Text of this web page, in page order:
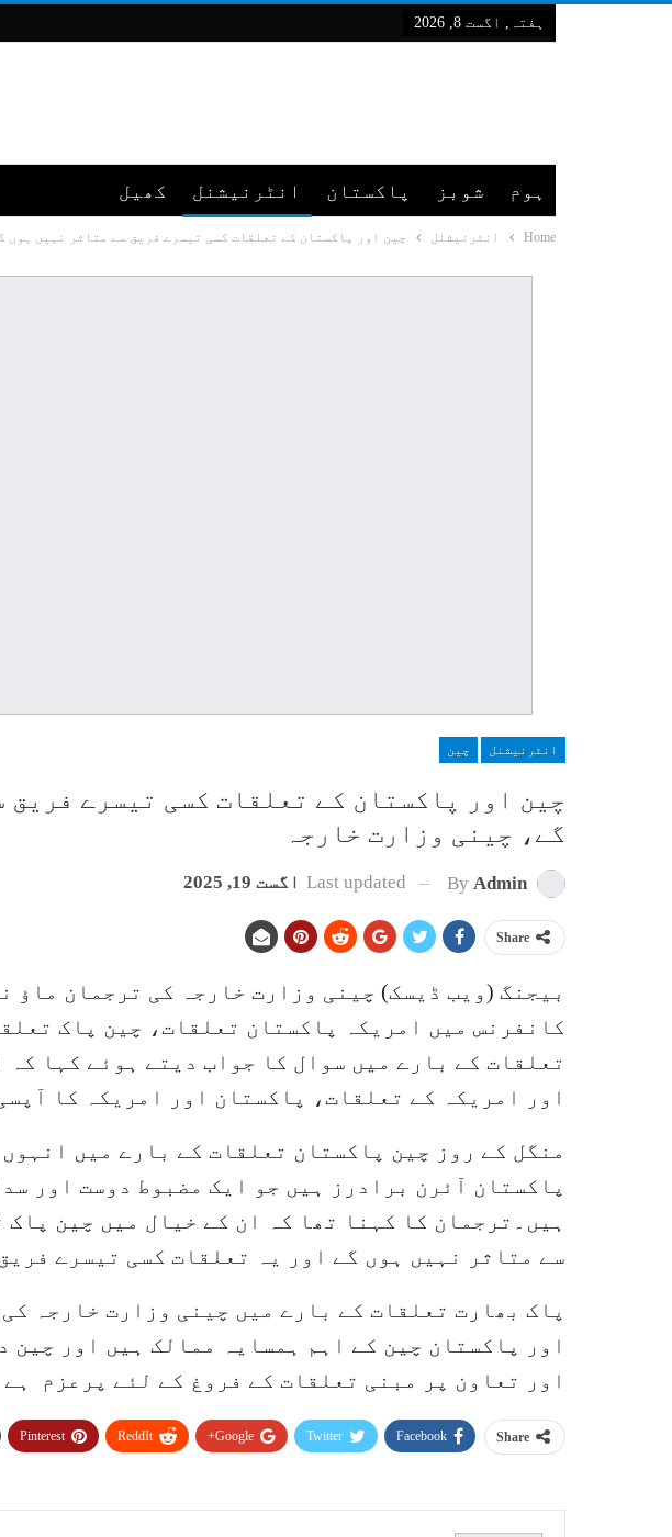
ہفتہ, اگست 8, 2026
ہوم شوبز پاکستان انٹرنیشنل کھیل
Home انٹرنیشنل چین اور پاکستان کے تعلقات کسی تیسرے فریق سے متاثر نہیں ہوں
انٹرنیشنل چین
چین اور پاکستان کے تعلقات کسی تیسرے فریق
گے، چینی وزارت خارجہ
By Admin
Last updated اگست 19, 2025
Share
بیجنگ (ویب ڈیسک) چینی وزارت خارجہ کی ترجمان ماؤ
کانفرنس میں امریکہ پاکستان تعلقات، چین پاک
تعلقات کے بارے میں سوال کا جواب دیتے ہوئے کہا کہ
اور امریکہ کے تعلقات، پاکستان اور امریکہ کا
منگل کے روز چین پاکستان تعلقات کے بارے میں
پاکستان آئرن برادرز ہیں جو ایک مضبوط دوست اور
ہیں۔ترجمان کا کہنا تھا کہ ان کے خیال میں چین
سے متاثر نہیں ہوں گے اور یہ تعلقات کسی تیسرے فریق
پاک بھارت تعلقات کے بارے میں چینی وزارت خارجہ
اور پاکستان چین کے اہم ہمسایہ ممالک ہیں اور چین
اور تعاون پر مبنی تعلقات کے فروغ کے لئے پرعزم ہے
Share
Facebook
Twitter
Google+
ReddIt
Pinterest